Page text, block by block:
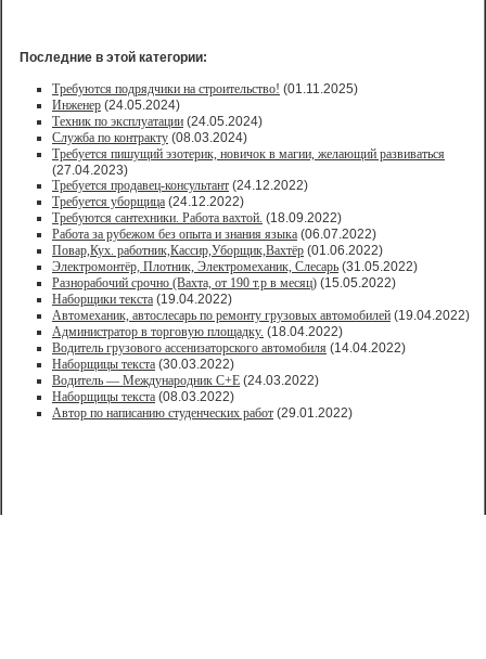
Последние в этой категории:
Требуются подрядчики на строительство! (01.11.2025)
Инженер (24.05.2024)
Техник по эксплуатации (24.05.2024)
Служба по контракту (08.03.2024)
Требуется пишущий эзотерик, новичок в магии, желающий развиваться
(27.04.2023)
Требуется продавец-консультант (24.12.2022)
Требуется уборщица (24.12.2022)
Требуются сантехники. Работа вахтой. (18.09.2022)
Работа за рубежом без опыта и знания языка (06.07.2022)
Повар,Кух. работник,Кассир,Уборщик,Вахтёр (01.06.2022)
Электромонтёр, Плотник, Электромеханик, Слесарь (31.05.2022)
Paзнoрабочий cрочно (Вахта, от 190 т.р в месяц) (15.05.2022)
Наборщики текста (19.04.2022)
Автомеханик, автослесарь по ремонту грузовых автомобилей (19.04.2022)
Администратор в торговую площадку. (18.04.2022)
Водитель грузового ассенизаторского автомобиля (14.04.2022)
Наборщицы текста (30.03.2022)
Водитель — Международник С+Е (24.03.2022)
Наборщицы текста (08.03.2022)
Автор по написанию студенческих работ (29.01.2022)